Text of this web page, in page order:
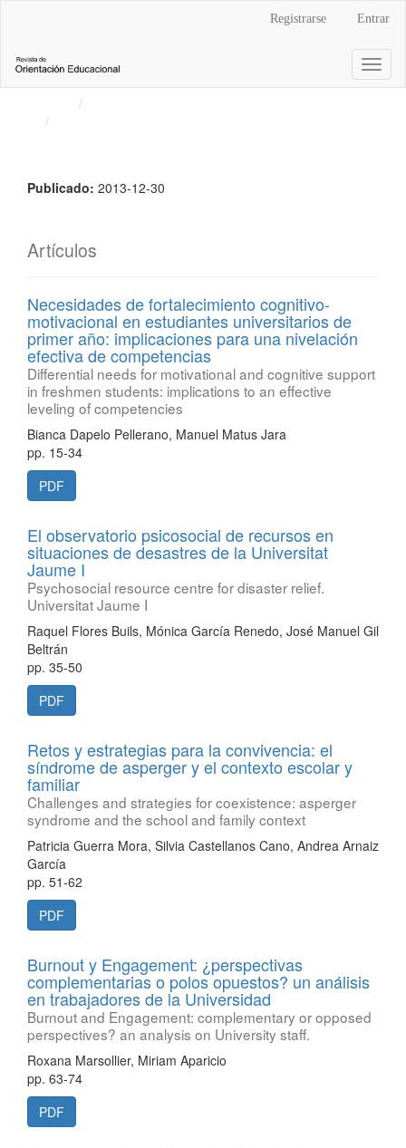
principal
Barra
Registrarse Entrar
Publicado: 2013-12-30
Artículos
Necesidades de fortalecimiento cognitivo-
motivacional en estudiantes universitarios de
primer año: implicaciones para una nivelación
efectiva de competencias
Differential needs for motivational and cognitive support
in freshmen students: implications to an effective
leveling of competencies
Bianca Dapelo Pellerano, Manuel Matus Jara
pp. 15-34
PDF
El observatorio psicosocial de recursos en
situaciones de desastres de la Universitat
Jaume I
Psychosocial resource centre for disaster relief.
Universitat Jaume I
Raquel Flores Buils, Mónica García Renedo, José Manuel Gil
Beltrán
pp. 35-50
PDF
Retos y estrategias para la convivencia: el
síndrome de asperger y el contexto escolar y
familiar
Challenges and strategies for coexistence: asperger
syndrome and the school and family context
Patricia Guerra Mora, Silvia Castellanos Cano, Andrea Arnaiz
García
pp. 51-62
PDF
Burnout y Engagement: ¿perspectivas
complementarias o polos opuestos? un análisis
en trabajadores de la Universidad
Burnout and Engagement: complementary or opposed
perspectives? an analysis on University staff.
Roxana Marsollier, Miriam Aparicio
pp. 63-74
PDF